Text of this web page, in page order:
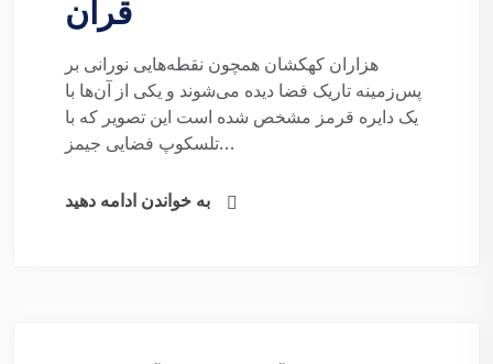
قرآن
هزاران کهکشان همچون نقطه‌هایی نورانی بر
پس‌زمینه تاریک فضا دیده می‌شوند و یکی از آن‌ها با
یک دایره قرمز مشخص شده است این تصویر که با
تلسکوپ فضایی جیمز...
به خواندن ادامه دهید